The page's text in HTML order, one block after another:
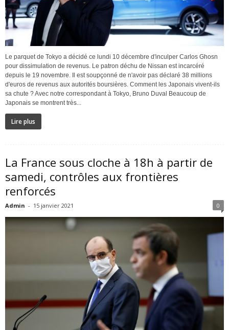
Le parquet de Tokyo a décidé ce lundi 10 décembre d'inculper Carlos Ghosn
pour dissimulation de revenus. Le patron déchu de Nissan est incarcéré
depuis le 19 novembre. Il est soupçonné de n'avoir pas déclaré 38 millions
d'euros de revenus aux autorités boursières. Comment les Japonais vivent-ils
sa chute ? Avec notre correspondant à Tokyo, Bruno Duval Beaucoup de
Japonais se montrent très...
Lire plus
La France sous cloche à 18h à partir de
samedi, contrôles aux frontières
renforcés
Admin - 15 janvier 2021 0